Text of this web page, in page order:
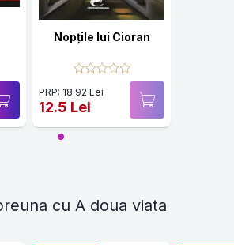
Nopţile lui Cioran
PRP: 18.92 Lei
12.5 Lei
cu A doua viata